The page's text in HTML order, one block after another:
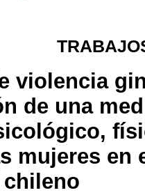
violencia
de una
mujeres en